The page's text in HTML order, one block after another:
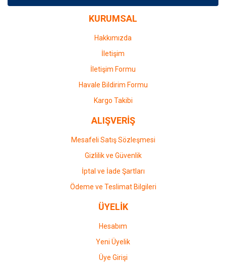
Ürün bilgilerinde hatalar bulunuyor.
Ürün fiyatı diğer sitelerden daha pahalı.
Gönder
KURUMSAL
Hakkımızda
İletişim
İletişim Formu
Havale Bildirim Formu
Kargo Takibi
ALIŞVERİŞ
Mesafeli Satış Sözleşmesi
Gizlilik ve Güvenlik
İptal ve İade Şartları
Ödeme ve Teslimat Bilgileri
ÜYELİK
Hesabım
Yeni Üyelik
Üye Girişi